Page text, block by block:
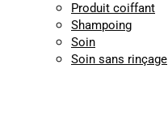
Produit coiffant
Shampoing
Soin
Soin sans rinçage